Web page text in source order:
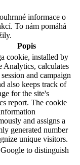
informace o
To nám pomáhá
Popis
cookie, installed by
Analytics, calculates
and campaign
also keeps track of
for the site's
report. The cookie
and assigns a
generated number
unique visitors.
to distinguish